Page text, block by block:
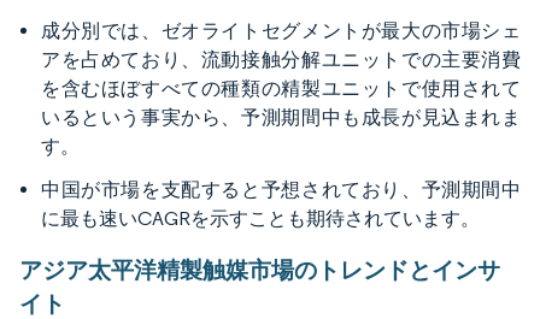
成分別では、ゼオライトセグメントが最大の市場シェ
アを占めており、流動接触分解ユニットでの主要消費
を含むほぼすべての種類の精製ユニットで使用されて
いるという事実から、予測期間中も成長が見込まれま
す。
中国が市場を支配すると予想されており、予測期間中
に最も速いCAGRを示すことも期待されています。
アジア太平洋精製触媒市場のトレンドとインサ
イト